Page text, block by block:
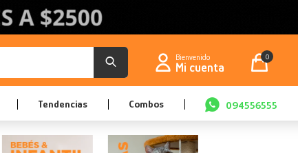
Tendencias Combos 094556555
0